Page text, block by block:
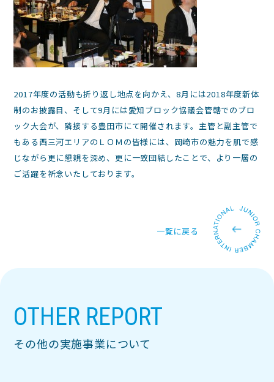
2017年度の活動も折り返し地点を向かえ、8月には2018年度新体
制のお披露目、そして9月には愛知ブロック協議会管轄でのブロ
ック大会が、隣接する豊田市にて開催されます。主管と副主管で
もある西三河エリアのＬＯＭの皆様には、岡崎市の魅力を肌で感
じながら更に懇親を深め、更に一致団結したことで、より一層の
ご活躍を祈念いたしております。
一覧に戻る
OTHER REPORT
その他の実施事業について